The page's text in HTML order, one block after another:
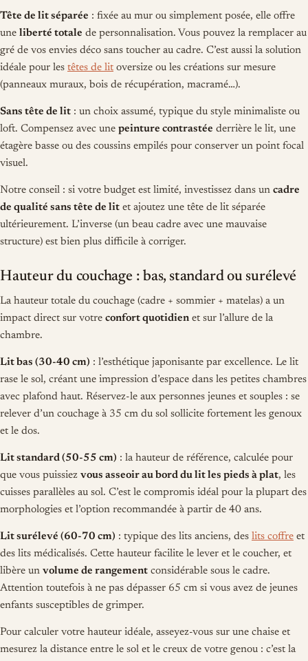
Tête de lit séparée : fixée au mur ou simplement posée, elle offre
une liberté totale de personnalisation. Vous pouvez la remplacer au
gré de vos envies déco sans toucher au cadre. C’est aussi la solution
idéale pour les têtes de lit oversize ou les créations sur mesure
(panneaux muraux, bois de récupération, macramé…).
Sans tête de lit : un choix assumé, typique du style minimaliste ou
loft. Compensez avec une peinture contrastée derrière le lit, une
étagère basse ou des coussins empilés pour conserver un point focal
visuel.
Notre conseil : si votre budget est limité, investissez dans un cadre
de qualité sans tête de lit et ajoutez une tête de lit séparée
ultérieurement. L’inverse (un beau cadre avec une mauvaise
structure) est bien plus difficile à corriger.
Hauteur du couchage : bas, standard ou surélevé
La hauteur totale du couchage (cadre + sommier + matelas) a un
impact direct sur votre confort quotidien et sur l’allure de la
chambre.
Lit bas (30-40 cm) : l’esthétique japonisante par excellence. Le lit
rase le sol, créant une impression d’espace dans les petites chambres
avec plafond haut. Réservez-le aux personnes jeunes et souples : se
relever d’un couchage à 35 cm du sol sollicite fortement les genoux
et le dos.
Lit standard (50-55 cm) : la hauteur de référence, calculée pour
que vous puissiez vous asseoir au bord du lit les pieds à plat, les
cuisses parallèles au sol. C’est le compromis idéal pour la plupart des
morphologies et l’option recommandée à partir de 40 ans.
Lit surélevé (60-70 cm) : typique des lits anciens, des lits coffre et
des lits médicalisés. Cette hauteur facilite le lever et le coucher, et
libère un volume de rangement considérable sous le cadre.
Attention toutefois à ne pas dépasser 65 cm si vous avez de jeunes
enfants susceptibles de grimper.
Pour calculer votre hauteur idéale, asseyez-vous sur une chaise et
mesurez la distance entre le sol et le creux de votre genou : c’est la